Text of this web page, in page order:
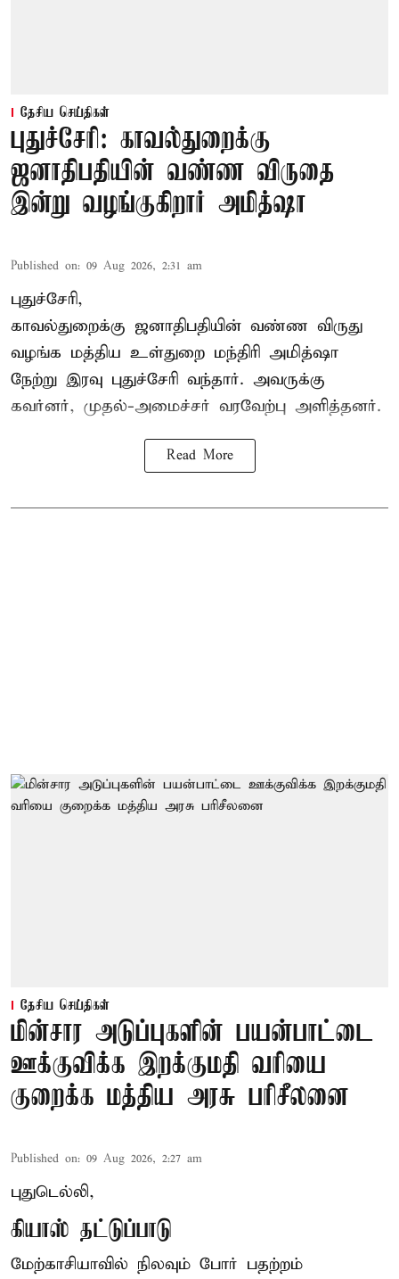
தேசிய செய்திகள்
புதுச்சேரி: காவல்துறைக்கு
ஜனாதிபதியின் வண்ண விருதை
இன்று வழங்குகிறார் அமித்ஷா
Published on: 09 Aug 2026, 2:31 am
புதுச்சேரி,
காவல்துறைக்கு ஜனாதிபதியின் வண்ண விருது
வழங்க மத்திய உள்துறை மந்திரி அமித்ஷா
நேற்று இரவு புதுச்சேரி வந்தார். அவருக்கு
கவர்னர், முதல்-அமைச்சர் வரவேற்பு அளித்தனர்.
Read More
தேசிய செய்திகள்
மின்சார அடுப்புகளின் பயன்பாட்டை
ஊக்குவிக்க இறக்குமதி வரியை
குறைக்க மத்திய அரசு பரிசீலனை
Published on: 09 Aug 2026, 2:27 am
புதுடெல்லி,
கியாஸ் தட்டுப்பாடு
மேற்காசியாவில் நிலவும் போர் பதற்றம்